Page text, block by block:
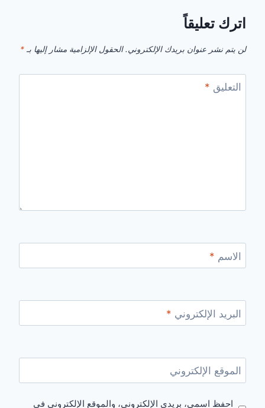
اترك تعليقاً
لن يتم نشر عنوان بريدك الإلكتروني. الحقول الإلزامية مشار إليها بـ *
التعليق *
الاسم *
البريد الإلكتروني *
الموقع الإلكتروني
احفظ اسمي، بريدي الإلكتروني، والموقع الإلكتروني في